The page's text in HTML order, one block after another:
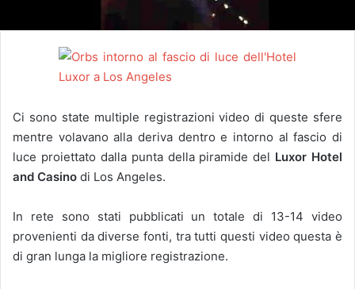
Ci sono state multiple registrazioni video di queste sfere
mentre volavano alla deriva dentro e intorno al fascio di
luce proiettato dalla punta della piramide del Luxor Hotel
and Casino di Los Angeles.
In rete sono stati pubblicati un totale di 13-14 video
provenienti da diverse fonti, tra tutti questi video questa è
di gran lunga la migliore registrazione.